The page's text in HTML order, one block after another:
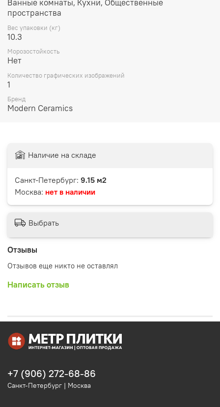
Ванные комнаты, Кухни, Общественные
пространства
Вес упаковки (кг)
10.3
Морозостойкость
Нет
Количество графических изображений
1
Бренд
Modern Ceramics
Отзывы
Отзывов еще никто не оставлял
Написать отзыв
Наличие на складе
Санкт-Петербург: 9.15 м2
Москва: нет в наличии
Выбрать
+7 (906) 272-68-86
Санкт-Петербург | Москва